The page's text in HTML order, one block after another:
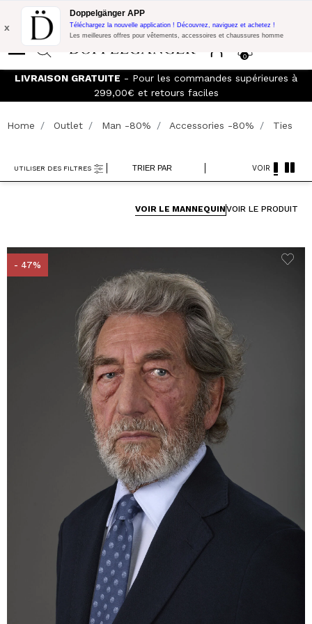
Promo Flash: 10% de réduction supplémentaire sur 300€ d'achat
avec le code:
0
x
Doppelgänger APP
Téléchargez la nouvelle application ! Découvrez, naviguez et achetez !
Les meilleures offres pour vêtements, accessoires et chaussures homme
LIVRAISON GRATUITE - Pour les commandes supérieures à
299,00€ et retours faciles
Home Outlet Man -80% Accessories -80% Ties
TRIER PAR
UTILISER DES FILTRES VOIR
VOIR LE MANNEQUINVOIR LE PRODUIT
- 47%